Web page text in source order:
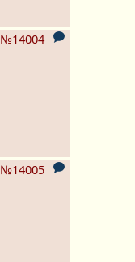
№14004
№14005